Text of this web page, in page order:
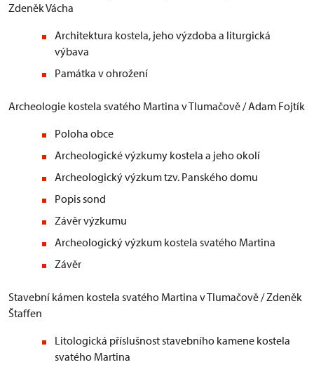
Zdeněk Vácha
Architektura kostela, jeho výzdoba a liturgická
výbava
Památka v ohrožení
Archeologie kostela svatého Martina v Tlumačově / Adam Fojtík
Poloha obce
Archeologické výzkumy kostela a jeho okolí
Archeologický výzkum tzv. Panského domu
Popis sond
Závěr výzkumu
Archeologický výzkum kostela svatého Martina
Závěr
Stavební kámen kostela svatého Martina v Tlumačově / Zdeněk
Štaffen
Litologická příslušnost stavebního kamene kostela
svatého Martina